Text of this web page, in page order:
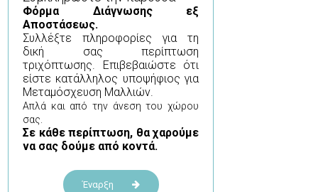
Φόρμα
Διάγνωσης εξ
Αποστάσεως.
Συλλέξτε πληροφορίες για τη
δική σας περίπτωση
τριχόπτωσης. Επιβεβαιώστε ότι
είστε κατάλληλος υποψήφιος για
Μεταμόσχευση Μαλλιών.
Απλά και από την άνεση του χώρου
σας.
Σε κάθε περίπτωση, θα χαρούμε
να σας δούμε από κοντά.
Έναρξη